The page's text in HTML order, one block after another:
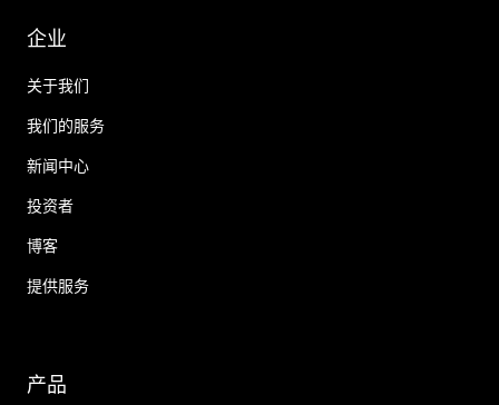
企业
关于我们
我们的服务
新闻中心
投资者
博客
提供服务
产品